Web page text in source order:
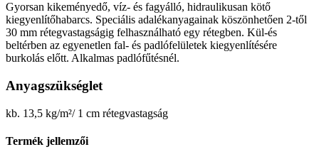
Gyorsan kikeményedő, víz- és fagyálló, hidraulikusan kötő
kiegyenlítőhabarcs. Speciális adalékanyagainak köszönhetően 2-től
30 mm rétegvastagságig felhasználható egy rétegben. Kül-és
beltérben az egyenetlen fal- és padlófelületek kiegyenlítésére
burkolás előtt. Alkalmas padlófűtésnél.
Anyagszükséglet
kb. 13,5 kg/m²/ 1 cm rétegvastagság
Termék jellemzői